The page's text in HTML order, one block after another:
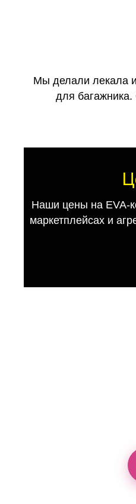
Мы делали лекала
для багажника.
Наши цены на EVA-
маркетплейсах и